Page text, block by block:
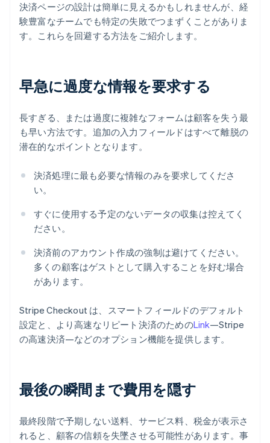
決済ページの設計は簡単に見えるかもしれませんが、経
験豊富なチームでも特定の失敗でつまずくことがありま
す。これらを回避する方法をご紹介します。
早急に過度な情報を要求する
長すぎる、または過度に複雑なフォームは顧客を失う最
も早い方法です。追加の入力フィールドはすべて離脱の
潜在的なポイントとなります。
決済処理に最も必要な情報のみを要求してくださ
い。
すぐに使用する予定のないデータの収集は控えてく
ださい。
決済前のアカウント作成の強制は避けてください。
多くの顧客はゲストとして購入することを好む場合
があります。
Stripe Checkout は、スマートフィールドのデフォルト
設定と、より高速なリピート決済のためのLink—Stripe
の高速決済—などのオプション機能を提供します。
最後の瞬間まで費用を隠す
最終段階で予期しない送料、サービス料、税金が表示さ
れると、顧客の信頼を失墜させる可能性があります。事